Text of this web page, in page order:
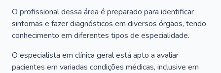
O profissional dessa área é preparado para identificar
sintomas e fazer diagnósticos em diversos órgãos, tendo
conhecimento em diferentes tipos de especialidade.
O especialista em clínica geral está apto a avaliar
pacientes em variadas condições médicas, inclusive em